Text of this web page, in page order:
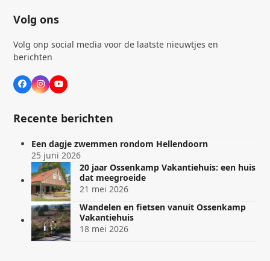
Volg ons
Volg onp social media voor de laatste nieuwtjes en
berichten
FacebookInstagram
YouTube
Recente berichten
Een dagje zwemmen rondom Hellendoorn
25 juni 2026
20 jaar Ossenkamp Vakantiehuis: een huis
dat meegroeide
21 mei 2026
Wandelen en fietsen vanuit Ossenkamp
Vakantiehuis
18 mei 2026